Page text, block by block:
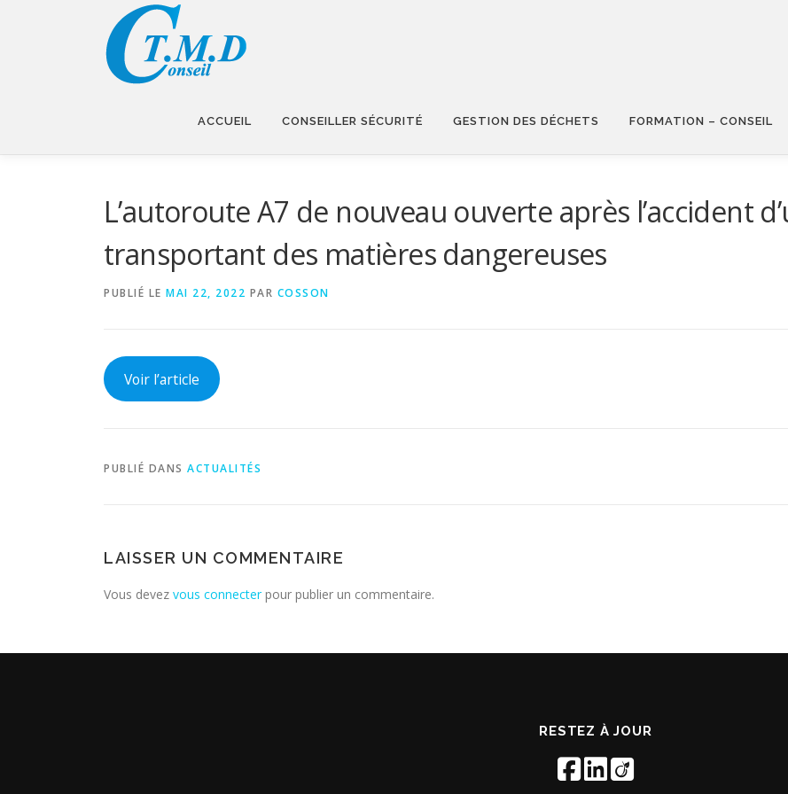
ACCUEIL CONSEILLER SÉCURITÉ GESTION DES DÉCHETS FORMATION – CONSEIL
L’autoroute A7 de nouveau ouverte après l’accident
transportant des matières dangereuses
PUBLIÉ LE MAI 22, 2022 PAR COSSON
Voir l’article
PUBLIÉ DANS ACTUALITÉS
LAISSER UN COMMENTAIRE
Vous devez vous connecterpour publier un commentaire.
RESTEZ À JOUR